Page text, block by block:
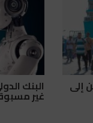
إلى البنك
غير